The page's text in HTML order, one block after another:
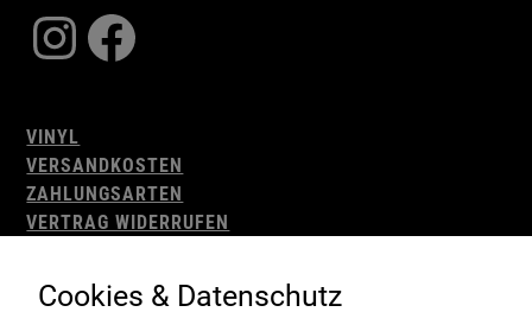
Instagram
Facebook
VINYL
VERSANDKOSTEN
ZAHLUNGSARTEN
VERTRAG WIDERRUFEN
WIDERRUFSBELEHRUNG
Cookies & Datenschutz